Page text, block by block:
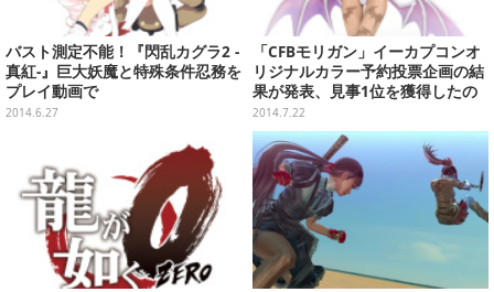
バスト測定不能！『閃乱カグラ2 -
真紅-』巨大妖魔と特殊条件忍務を
プレイ動画で
2014.6.27
「CFBモリガン」イーカプコンオ
リジナルカラー予約投票企画の結
果が発表、見事1位を獲得したの
はあのカラー
2014.7.22